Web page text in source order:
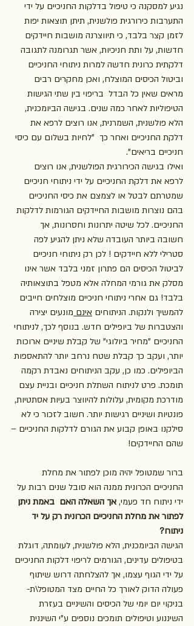
נגיע למסקנה כי טיפול בדלקות החניכיים על ידי
התערבות כירורגית פולשנית, תיתן תוצאות יפות
לזמן קצר בלבד, כי תיווצרנה מושבות חיידקים
חדשות, על ותת חניכיות, אשר תגרומנה לתגובה
דלקתית כרונית חדשה למרות ניתוחי החניכיים
וביטול הכיסים המוצלח, ואכן מחקרים רבים
מראים שאין כל הבדל  בריפוי בין שתי הגישות
הטיפוליות לאחר כמה שנים. בגישה הביומכנית,
הלא פולשנית, השמרנית, אנו רוצים לרפא את
דלקת החניכיים ואחר כך  "לחיות בשלום עם כיסי
חניכיים בריאים".
ואילו בגישה הכירורגית הפולשנית, אנו רוצים
לרפא את דלקת החניכיים על ידי ניתוחי חניכיים
שמטרתם לבטל או לצמצם את כיסי החניכיים
בהם נוצרות מושבות החיידקים הגורמות לדלקות
החניכיים. לכל שיטה יתרונות וחסרונות, אך
חשובה ביותר העובדה שלא ניתן להגיע לפה
סטרילי ללא חיידקים ! לכן רק ניתוחי חניכיים
לביטול הכיסים הם פתרון זמני בלבד אשר אינו
מסלק את גורמי המחלה אלא מטפל בתוצאותיה
בלבד! גם אחרי ניתוחי חניכיים מוצלחים חייבים
להמשיך ולנקות. הניתוחים אינם מונעים יצירה
והצטברות של ביופילים חדש. בנוסף לכך, לניתוחי
החניכיים "מחיר ביולוגי" של קבלת שיניים ארוכות
יותר, ועקב כך קבלת שטח נרחב יותר להתאספות
הביופילים. כמו כן, עקב הניתוחים נאבדת רקמה
תומכת. פרט לניתוח השתלת חניכיים ובניית עצם
מודרכת מקומית, עלולות להיווצר בעיות אסתטיות,
פונטיות ושיניים רגישות יותר. חשוב לזכור כי לא
סילקנו באופן קבוע את הגורם לדלקות החניכיים –
שהם החיידקים!
ברור שמטופל יהיה מוכן לפתור את מחלת
החניכיים הכרונית ממנה הוא סובל שנים רבות על
ידי ניתוח חד פעמי, אך השאלה האם  באמת ניתן
לפתור את מחלת החניכיים הכרונית רק על יד
ניתוח?
הגישה הביומכנית, הלא פולשנית, לעומתה, דוגלת
בטיפולים עדינים, הגורמים לריפוי דלקות החניכיים
על ידי הגוף עצמו, אך להצלחתה דרוש שיתוף
פעולה הדוק לאורך כל החיים מצד המטופל\ת-
בניקוי יום יומי של הכיסים והשיניים בעזרת
השיננוע וטיפולים תומכים נוספים ע"י השיננית